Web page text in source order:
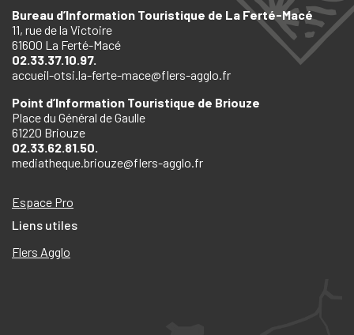
Bureau d’Information Touristique de La Ferté-Macé
11, rue de la Victoire
61600 La Ferté-Macé
02.33.37.10.97.
accueil-otsi.la-ferte-mace@flers-agglo.fr
Point d’Information Touristique de Briouze
Place du Général de Gaulle
61220 Briouze
02.33.62.81.50.
mediatheque.briouze@flers-agglo.fr
Espace Pro
Liens utiles
Flers Agglo